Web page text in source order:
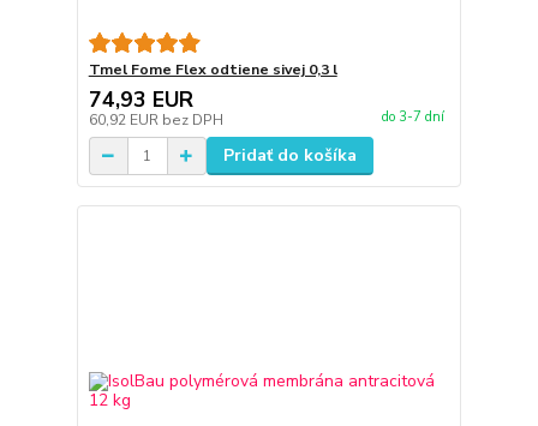
Tmel Fome Flex odtiene sivej 0,3 l
74,93 EUR
60,92 EUR bez DPH do 3-7 dní
Pridať do košíka